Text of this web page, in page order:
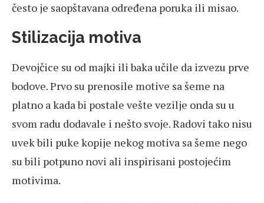
često je saopštavana određena poruka ili misao.
Stilizacija motiva
Devojčice su od majki ili baka učile da izvezu prve
bodove. Prvo su prenosile motive sa šeme na
platno a kada bi postale vešte vezilje onda su u
svom radu dodavale i nešto svoje. Radovi tako nisu
uvek bili puke kopije nekog motiva sa šeme nego
su bili potpuno novi ali inspirisani postojećim
motivima.